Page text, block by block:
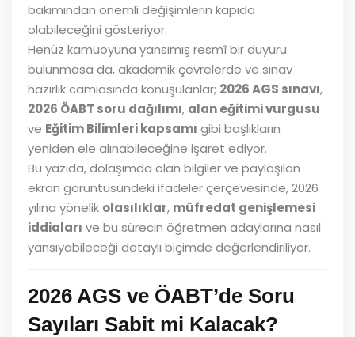
bakımından önemli değişimlerin kapıda
olabileceğini gösteriyor.
Henüz kamuoyuna yansımış resmî bir duyuru
bulunmasa da, akademik çevrelerde ve sınav
hazırlık camiasında konuşulanlar; 2026 AGS sınavı,
2026 ÖABT soru dağılımı, alan eğitimi vurgusu
ve Eğitim Bilimleri kapsamı gibi başlıkların
yeniden ele alınabileceğine işaret ediyor.
Bu yazıda, dolaşımda olan bilgiler ve paylaşılan
ekran görüntüsündeki ifadeler çerçevesinde, 2026
yılına yönelik olasılıklar, müfredat genişlemesi
iddiaları ve bu sürecin öğretmen adaylarına nasıl
yansıyabileceği detaylı biçimde değerlendiriliyor.
2026 AGS ve ÖABT’de Soru
Sayıları Sabit mi Kalacak?